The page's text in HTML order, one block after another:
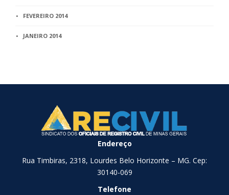
FEVEREIRO 2014
JANEIRO 2014
Endereço
Rua Timbiras, 2318, Lourdes Belo Horizonte – MG. Cep:
30140-069
Telefone